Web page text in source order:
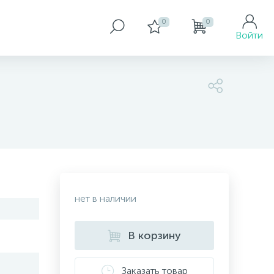
0 0
Войти
нет в наличии
В корзину
Заказать товар